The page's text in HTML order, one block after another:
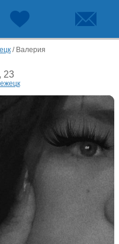
/ Валерия
23